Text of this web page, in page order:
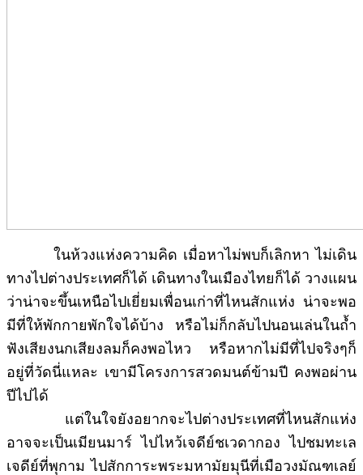
ในห้วงแห่งความคิด เมื่อหาไม่พบก็เลิกหา ไม่เดิน
ทางไปต่างประเทศก็ได้ เดินทางในเมืองไทยก็ได้ วางแผน
ว่าน่าจะขึ้นเหนือไปเยี่ยมเพื่อนเก่าที่ไหนสักแห่ง น่าจะพอ
มีที่ให้พักกายพักใจได้บ้าง หรือไม่ก็กลับไปนอนเล่นในถ้ำ
ฟังเสียงนกเสียงลมก็คงพอไหว หรือหากไม่มีที่ไปจริงๆก็
อยู่ที่วัดนี่แหละ เขามีโครงการสวดมนต์ข้ามปี คงพอผ่าน
ปีไปได้
แต่ในใจยังอยากจะไปต่างประเทศที่ไหนสักแห่ง
อาจจะเป็นเมียนมาร์ ไปไหว้เจดีย์ชเวดากอง ไปชมทะเล
เจดีย์ที่พุกาม ไปสักการะพระมหามัยมุนีที่เมือวงมัณฑเลย์